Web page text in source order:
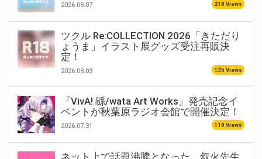
2026.08.07 218 Views
ツクル Re:COLLECTION 2026「きただり
ょうま」イラスト展グッズ受注再販決
定！
2026.08.03 135 Views
『VivA! 緜/wata Art Works』発売記念イ
ベントが秋葉原ラジオ会館で開催決定！
2026.07.31 119 Views